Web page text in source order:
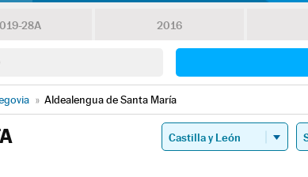
28A 2016
» Aldealengua de Santa María